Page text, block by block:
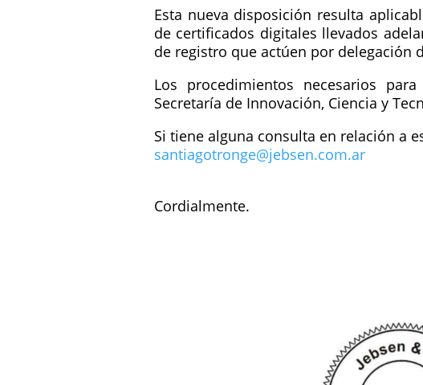
Esta nueva disposición resulta
de certificados digitales llevados
de registro que actúen por delegación
Los procedimientos necesarios
Secretaría de Innovación, Ciencia y
Si tiene alguna consulta en relación a
santiagotronge@jebsen.com.ar
Cordialmente.